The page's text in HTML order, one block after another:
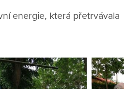
energie, která přetrvávala